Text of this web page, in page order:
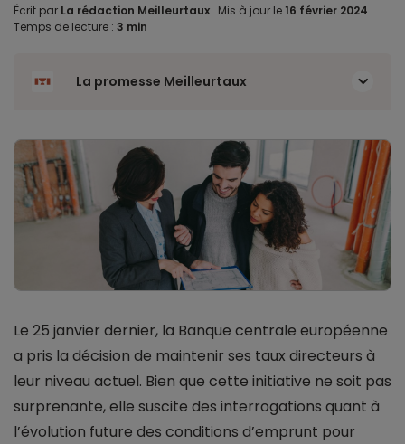
Écrit par La rédaction Meilleurtaux . Mis à jour le 16 février 2024 .
Temps de lecture : 3 min
La promesse Meilleurtaux
Le 25 janvier dernier, la Banque centrale européenne
a pris la décision de maintenir ses taux directeurs à
leur niveau actuel. Bien que cette initiative ne soit pas
surprenante, elle suscite des interrogations quant à
l’évolution future des conditions d’emprunt pour